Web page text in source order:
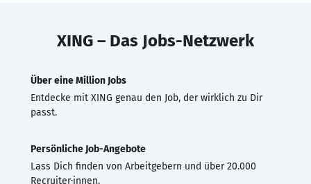
XING – Das Jobs-Netzwerk
Über eine Million Jobs
Entdecke mit XING genau den Job, der wirklich zu Dir
passt.
Persönliche Job-Angebote
Lass Dich finden von Arbeitgebern und über 20.000
Recruiter·innen.